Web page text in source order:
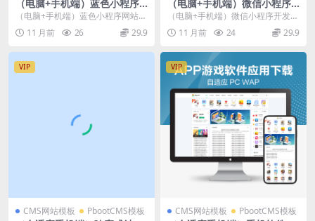
（电脑+手机端）蓝色小程序
网站pbootcms模板（pc+wa
p）小程序电商软件开发公司
网站源码下载
（电脑+手机端）蓝色小程序网站p
bootcms模板（pc+wap）小程序电
商软件...
11 月前 26 29.9
（电脑+手机端）微信小程序
开发代理展示销售pbootcms
网站模板(PC+WAP)软件开发
公司网站源码下载
（电脑+手机端）微信小程序开发代
理展示销售pbootcms网站模板(PC
+WAP...
11 月前 24 29.9
VIP
CMS网站模板 PbootCMS模板
VIP
CMS网站模板 PbootCMS模板